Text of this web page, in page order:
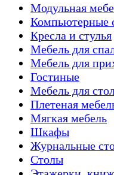
Модульная
Компьютерные
Кресла и стулья
Мебель для
Мебель для
Гостиные
Мебель для
Плетеная
Мягкая мебель
Шкафы
Журнальные
Столы